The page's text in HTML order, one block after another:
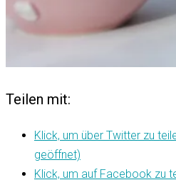
Teilen mit:
Klick, um über Twitter zu
geöffnet)
Klick, um auf Facebook zu